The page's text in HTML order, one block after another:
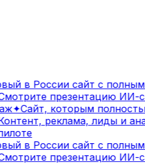
в России сайт с полным
презентацию ИИ-
✦Сайт, которым
реклама, лиды и
в России сайт с полным
презентацию ИИ-